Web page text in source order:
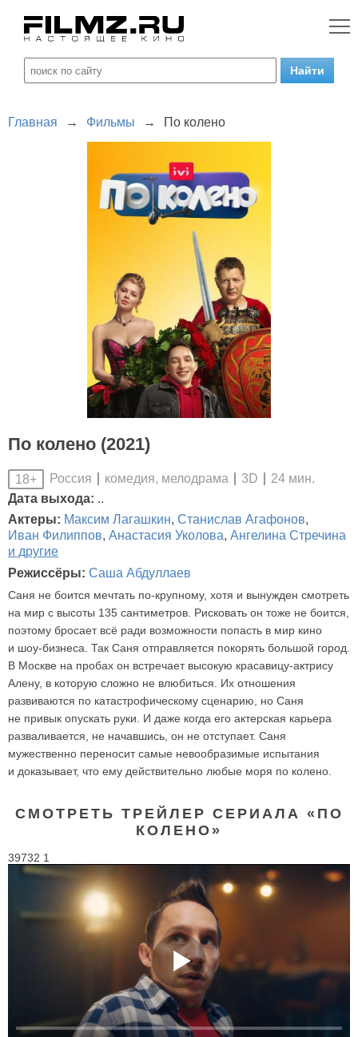
Главная → Фильмы → По колено
По колено (2021)
18+ Россия комедия, мелодрама 3D
24 мин.
Дата выхода: ..
Актеры: Максим Лагашкин, Станислав Агафонов,
Иван Филиппов, Анастасия Уколова, Ангелина Стречина
и другие
Режиссёры: Саша Абдуллаев
Саня не боится мечтать по-крупному, хотя и вынужден смотреть
на мир с высоты 135 сантиметров. Рисковать он тоже не боится,
поэтому бросает всё ради возможности попасть в мир кино
и шоу-бизнеса. Так Саня отправляется покорять большой город.
В Москве на пробах он встречает высокую красавицу-актрису
Алену, в которую сложно не влюбиться. Их отношения
развиваются по катастрофическому сценарию, но Саня
не привык опускать руки. И даже когда его актерская карьера
разваливается, не начавшись, он не отступает. Саня
мужественно переносит самые невообразимые испытания
и доказывает, что ему действительно любые моря по колено.
СМОТРЕТЬ ТРЕЙЛЕР СЕРИАЛА «ПО
КОЛЕНО»
39732 1